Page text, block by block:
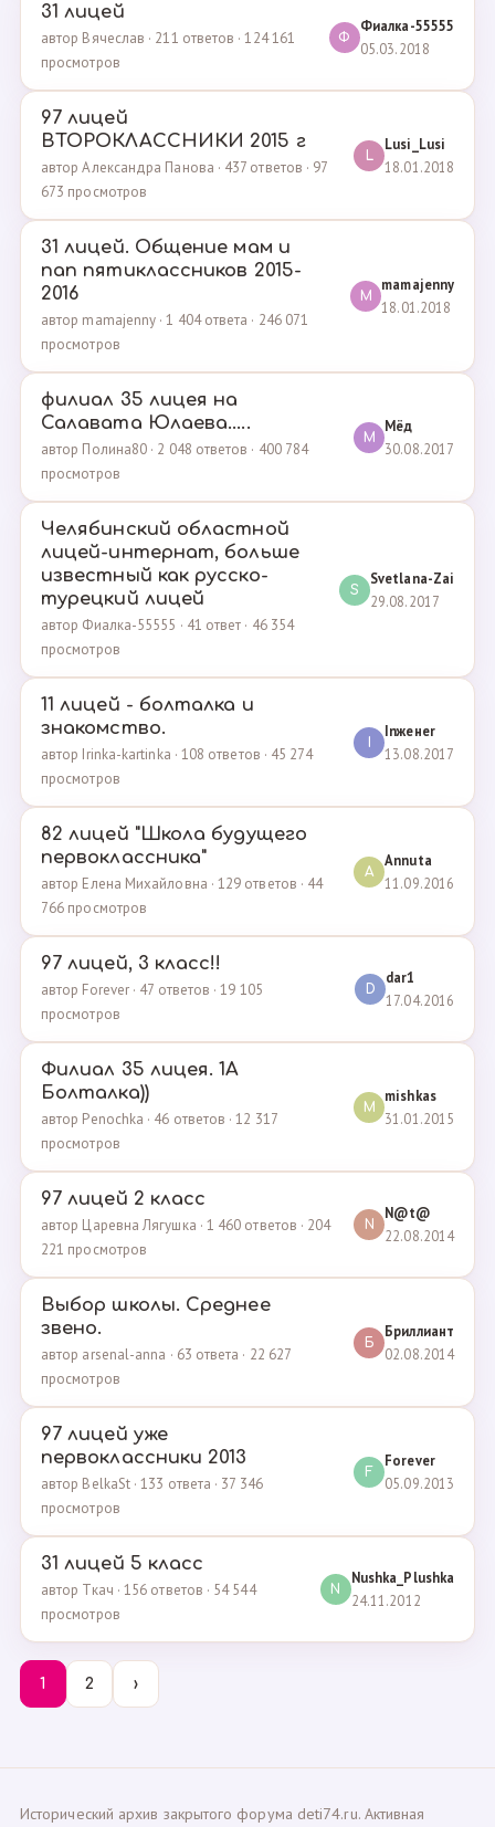
31 лицей
автор Вячеслав · 211 ответов · 124 161
просмотров
Ф
Фиалка-55555
05.03.2018
97 лицей
ВТОРОКЛАССНИКИ 2015 г
автор Александра Панова · 437 ответов · 97
673 просмотров
L
Lusi_Lusi
18.01.2018
31 лицей. Общение мам и
пап пятиклассников 2015-
2016
автор mamajenny · 1 404 ответа · 246 071
просмотров
M
mamajenny
18.01.2018
филиал 35 лицея на
Салавата Юлаева.....
автор Полина80 · 2 048 ответов · 400 784
просмотров
М
Мёд
30.08.2017
Челябинский областной
лицей-интернат, больше
известный как русско-
турецкий лицей
автор Фиалка-55555 · 41 ответ · 46 354
просмотров
S
Svetlana-Zai
29.08.2017
11 лицей - болталка и
знакомство.
автор Irinka-kartinka · 108 ответов · 45 274
просмотров
Inженеr
13.08.2017
82 лицей "Школа будущего
первоклассника"
автор Елена Михайловна · 129 ответов · 44
766 просмотров
A
Annuta
11.09.2016
97 лицей, 3 класс!!
автор Forever · 47 ответов · 19 105
просмотров
D
dar1
17.04.2016
Филиал 35 лицея. 1А
Болталка))
автор Penochka · 46 ответов · 12 317
просмотров
M
mishkas
31.01.2015
97 лицей 2 класс
автор Царевна Лягушка · 1 460 ответов · 204
221 просмотров
N
N@t@
22.08.2014
Выбор школы. Среднее
звено.
автор arsenal-anna · 63 ответа · 22 627
просмотров
Б
Бриллиант
02.08.2014
97 лицей уже
первоклассники 2013
автор BelkaSt · 133 ответа · 37 346
просмотров
F
Forever
05.09.2013
31 лицей 5 класс
автор Ткач · 156 ответов · 54 544
просмотров
N
Nushka_Plushka
24.11.2012
1 2 ›
Исторический архив закрытого форума deti74.ru. Активная